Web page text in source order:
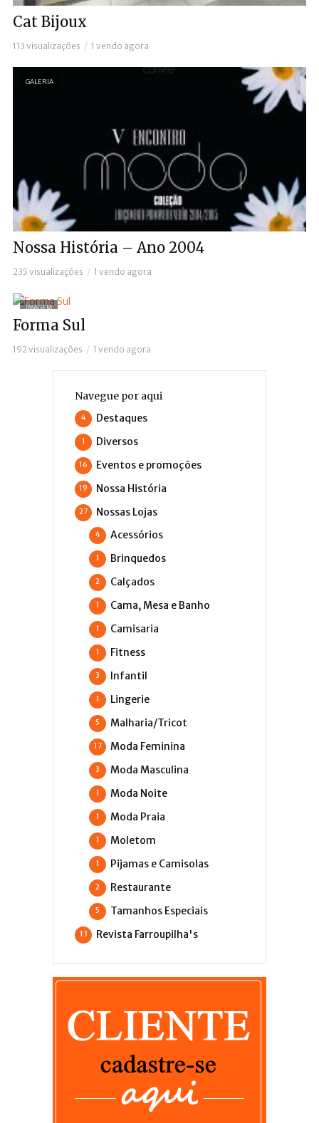
Cat Bijoux
113 visualizações 1 vendo agora
GALERIA
Nossa História – Ano 2004
235 visualizações 1 vendo agora
IMAGEM
Forma Sul
192 visualizações 1 vendo agora
Navegue por aqui
Destaques
4
Diversos
1
Eventos e promoções
16
Nossa História
19
Nossas Lojas
27
Acessórios
4
Brinquedos
1
Calçados
2
Cama, Mesa e Banho
1
Camisaria
1
Fitness
1
Infantil
3
Lingerie
1
Malharia/Tricot
5
Moda Feminina
17
Moda Masculina
3
Moda Noite
1
Moda Praia
1
Moletom
1
Pijamas e Camisolas
1
Restaurante
2
Tamanhos Especiais
5
Revista Farroupilha's
13